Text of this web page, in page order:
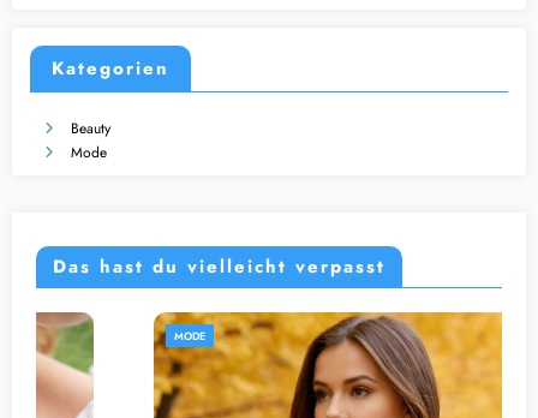
Kategorien
Beauty
Mode
Das hast du vielleicht verpasst
MODE